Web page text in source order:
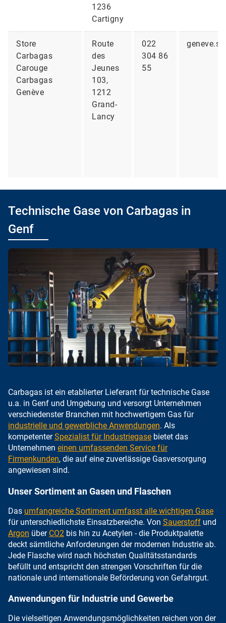
1236
Cartigny
Store
Carbagas
Carouge
Carbagas
Genève
Route
des
Jeunes
103,
1212
Grand-
Lancy
022
304 86
55
Technische Gase von Carbagas in
Genf
Carbagas ist ein etablierter Lieferant für technische Gase
u.a. in Genf und Umgebung und versorgt Unternehmen
verschiedenster Branchen mit hochwertigem Gas für
industrielle und gewerbliche Anwendungen. Als
kompetenterSpezialist für Industriegase bietet das
Unternehmen einen umfassenden Service für
Firmenkunden, die auf eine zuverlässige Gasversorgung
angewiesen sind.
Unser Sortiment an Gasen und Flaschen
Das umfangreiche Sortiment umfasst alle wichtigen Gase
für unterschiedlichste Einsatzbereiche. Von Sauerstoff und
Argon über CO2 bis hin zu Acetylen - die Produktpalette
deckt sämtliche Anforderungen der modernen Industrie ab.
Jede Flasche wird nach höchsten Qualitätsstandards
befüllt und entspricht den strengen Vorschriften für die
nationale und internationale Beförderung von Gefahrgut.
Anwendungen für Industrie und Gewerbe
Die vielseitigen Anwendungsmöglichkeiten reichen von der